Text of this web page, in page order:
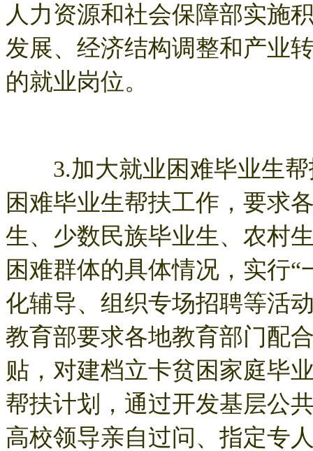
人力资源和社会保障部实施
发展、经济结构调整和产业
的就业岗位。
3.加大就业困难毕业生帮
困难毕业生帮扶工作，要求
生、少数民族毕业生、农村
困难群体的具体情况，实行
化辅导、组织专场招聘等活
教育部要求各地教育部门配
贴，对建档立卡贫困家庭毕
帮扶计划，通过开发基层公
高校领导亲自过问、指定专